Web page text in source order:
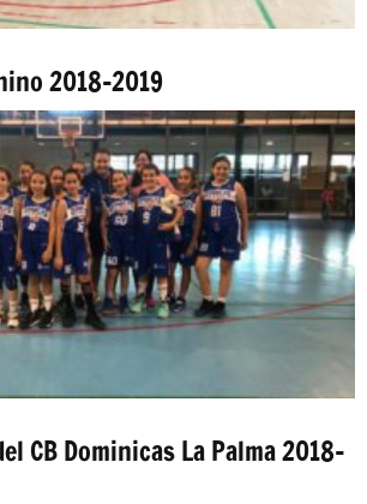
2018-2019
CB Dominicas La Palma 2018-